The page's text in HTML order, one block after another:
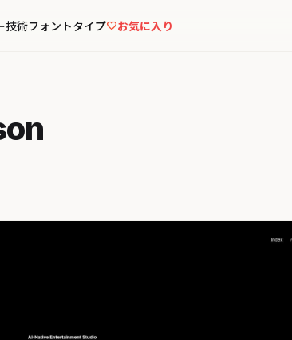
技術フォントタイプ お気に入り